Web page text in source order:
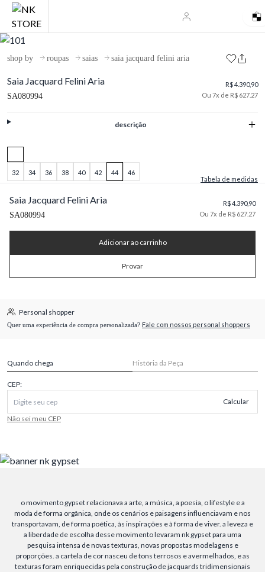
shop by roupas saias saia jacquard felini aria
Saia Jacquard Felini Aria
SA080994
R$ 4.390,90
Ou 7x de R$ 627.27
descrição
32 34 36 38 40 42 44
46
Tabela de medidas
Saia Jacquard Felini Aria
SA080994
R$ 4.390,90
Ou 7x de R$ 627.27
Adicionar ao carrinho
Provar
Personal shopper
Quer uma experiência de compra personalizada? Fale com nossos personal shoppers
Quando chega História da Peça
CEP:
Calcular
Não sei meu CEP
o movimento gypset relacionava a arte, a música, a poesia, o lifestyle e a
moda de forma orgânica, onde os cenários e paisagens influenciavam e nos
transportavam, de forma poética, às inspirações e à forma de viver. a leveza e
a liberdade de escolha desse movimento levaram nk gypset para uma
pesquisa intensa de novas texturas, novas propostas modelagens e
proporções. a cartela de cor nasceu de tons terrosos e avermelhados, e as
texturas foram enriquecidas pela construção de jacquards tridimensionais